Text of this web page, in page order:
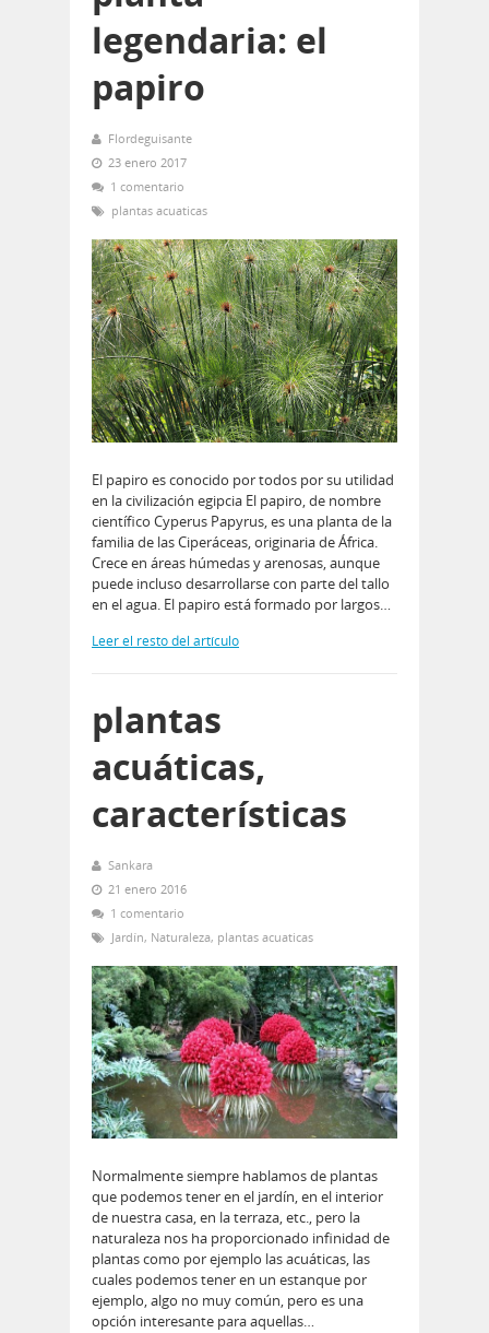
legendaria: el
papiro
Flordeguisante
23 enero 2017
1 comentario
plantas acuaticas
El papiro es conocido por todos por su utilidad
en la civilización egipcia El papiro, de nombre
científico Cyperus Papyrus, es una planta de la
familia de las Ciperáceas, originaria de África.
Crece en áreas húmedas y arenosas, aunque
puede incluso desarrollarse con parte del tallo
en el agua. El papiro está formado por largos…
Leer el resto del artículo
plantas
acuáticas,
características
Sankara
21 enero 2016
1 comentario
Jardín, Naturaleza, plantas acuaticas
Normalmente siempre hablamos de plantas
que podemos tener en el jardín, en el interior
de nuestra casa, en la terraza, etc., pero la
naturaleza nos ha proporcionado infinidad de
plantas como por ejemplo las acuáticas, las
cuales podemos tener en un estanque por
ejemplo, algo no muy común, pero es una
opción interesante para aquellas…